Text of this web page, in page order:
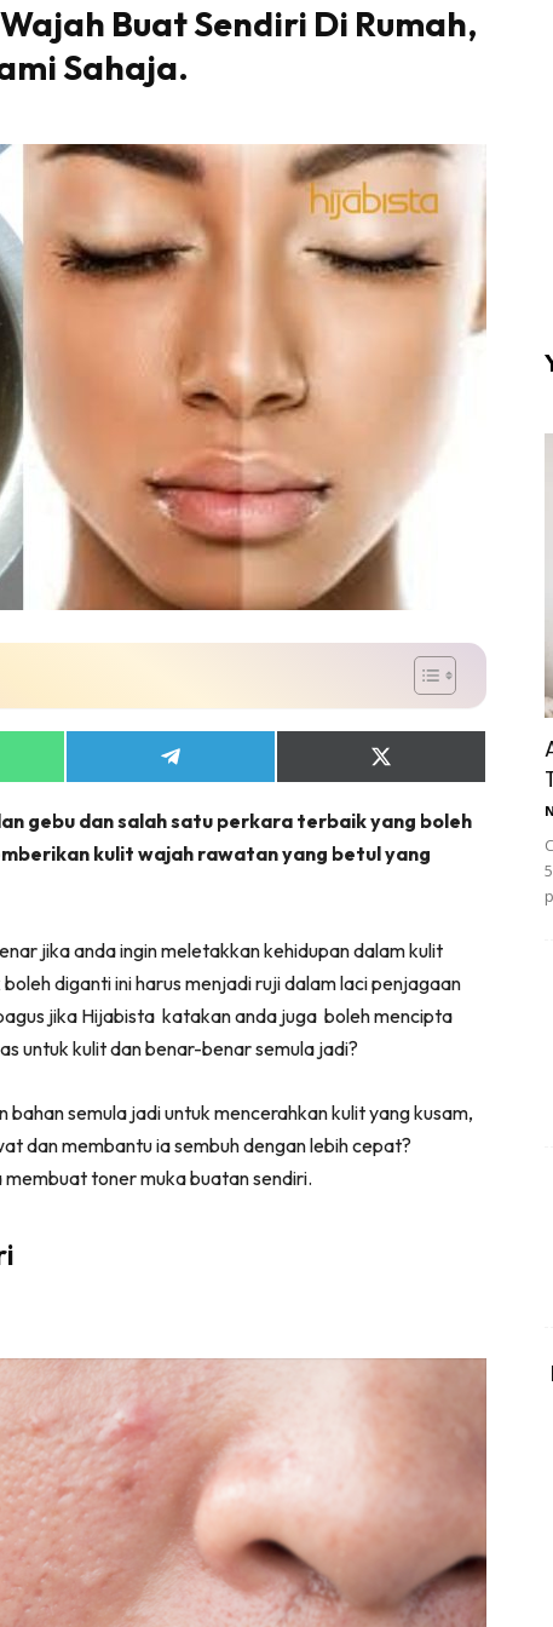
#1 on top dengan fashion muslimah terkini di
KLIK DI SEENI
Buat Sendiri Di Rumah,
Sahaja.
Share
on
Share
on
(Twitter)
gebu dan salah satu perkara terbaik yang boleh
kulit wajah rawatan yang betul yang
jika anda ingin meletakkan kehidupan dalam kulit
diganti ini harus menjadi ruji dalam laci penjagaan
jika Hijabista katakan anda juga boleh mencipta
untuk kulit dan benar-benar semula jadi?
semula jadi untuk mencerahkan kulit yang kusam,
dan membantu ia sembuh dengan lebih cepat?
toner muka buatan sendiri.